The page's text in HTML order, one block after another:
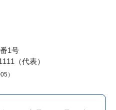
1号
（代表）
）